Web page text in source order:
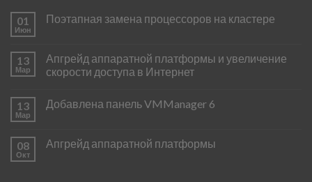
01
Июн
Поэтапная замена процессоров на кластере
13
Мар
Апгрейд аппаратной платформы и увеличение
скорости доступа в Интернет
13
Мар
Добавлена панель VMManager 6
08
Окт
Апгрейд аппаратной платформы